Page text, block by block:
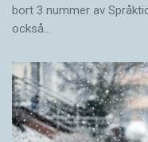
bort 3 nummer av
också…